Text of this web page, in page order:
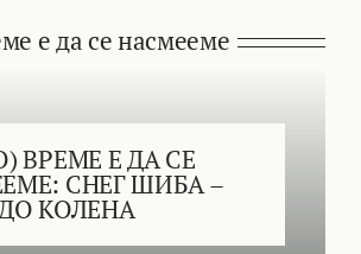
е да се насмееме
ВРЕМЕ Е ДА СЕ
СНЕГ ШИБА –
КОЛЕНА